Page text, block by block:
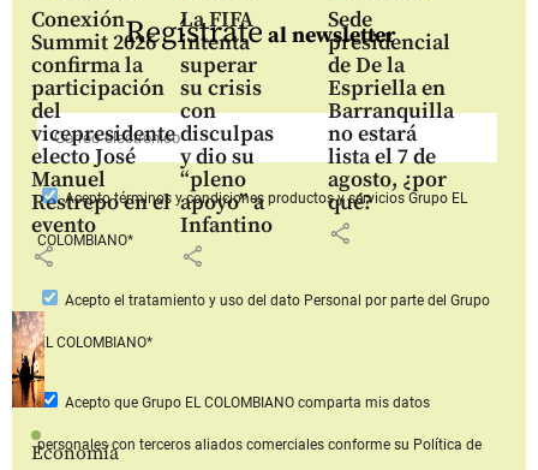
Conexión
Summit 2026
confirma la
participación
del
vicepresidente
electo José
Manuel
Restrepo en el
evento
share
La FIFA
intenta
superar
su crisis
con
disculpas
y dio su
“pleno
apoyo” a
Infantino
share
Sede
presidencial
de De la
Espriella en
Barranquilla
no estará
lista el 7 de
agosto, ¿por
qué?
share
Economía
Regístrate al newsletter
Aceptotérminos y condiciones productos y serviciosGrupo EL
COLOMBIANO*
Acepto el tratamiento y uso del dato Personal por parte del Grupo
EL COLOMBIANO*
Acepto que Grupo EL COLOMBIANOcomparta mis datos
personales con terceros aliados comerciales conforme su Política de